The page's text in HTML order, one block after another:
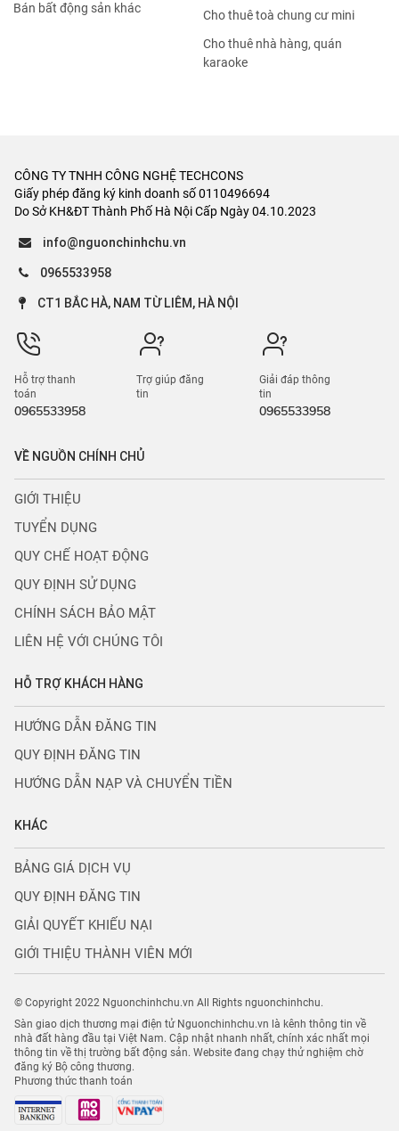
Bán bất động sản khác
Cho thuê toà chung cư mini
Cho thuê nhà hàng, quán
karaoke
CÔNG TY TNHH CÔNG NGHỆ TECHCONS
Giấy phép đăng ký kinh doanh số 0110496694
Do Sở KH&ĐT Thành Phố Hà Nội Cấp Ngày 04.10.2023
info@nguonchinhchu.vn
0965533958
CT1 BẮC HÀ, NAM TỪ LIÊM, HÀ NỘI
Hỗ trợ thanh
toán
0965533958
Trợ giúp đăng
tin
Giải đáp thông
tin
0965533958
VỀ NGUỒN CHÍNH CHỦ
GIỚI THIỆU
TUYỂN DỤNG
QUY CHẾ HOẠT ĐỘNG
QUY ĐỊNH SỬ DỤNG
CHÍNH SÁCH BẢO MẬT
LIÊN HỆ VỚI CHÚNG TÔI
HỖ TRỢ KHÁCH HÀNG
HƯỚNG DẪN ĐĂNG TIN
QUY ĐỊNH ĐĂNG TIN
HƯỚNG DẪN NẠP VÀ CHUYỂN TIỀN
KHÁC
BẢNG GIÁ DỊCH VỤ
QUY ĐỊNH ĐĂNG TIN
GIẢI QUYẾT KHIẾU NẠI
GIỚI THIỆU THÀNH VIÊN MỚI
© Copyright 2022 Nguonchinhchu.vn All Rights nguonchinhchu.
Sàn giao dịch thương mại điện tử Nguonchinhchu.vn là kênh thông tin về
nhà đất hàng đầu tại Việt Nam. Cập nhật nhanh nhất, chính xác nhất mọi
thông tin về thị trường bất động sản. Website đang chạy thử nghiệm chờ
đăng ký Bộ công thương.
Phương thức thanh toán